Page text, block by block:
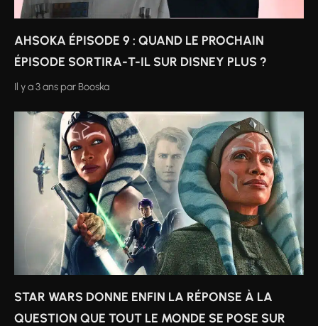
AHSOKA ÉPISODE 9 : QUAND LE PROCHAIN
ÉPISODE SORTIRA-T-IL SUR DISNEY PLUS ?
Il y a 3 ans par Booska
STAR WARS DONNE ENFIN LA RÉPONSE À LA
QUESTION QUE TOUT LE MONDE SE POSE SUR